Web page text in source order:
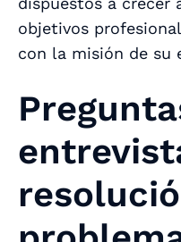
objetivos
con la misión de su